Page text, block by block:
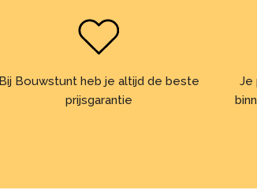
Bij Bouwstunt heb je altijd de beste
prijsgarantie
Je